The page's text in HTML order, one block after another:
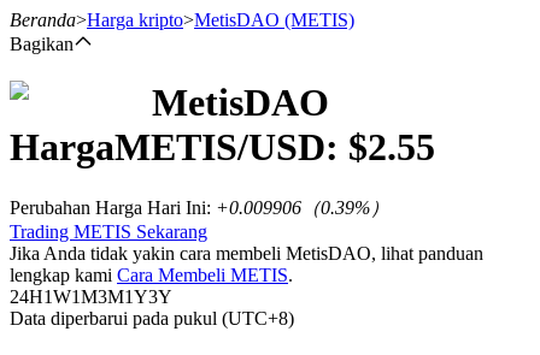
Beranda>Harga kripto>MetisDAO (METIS)
Bagikan
MetisDAO
HargaMETIS/USD: $2.55
Perubahan Harga Hari Ini: +0.009906 （0.39%）
Trading METIS Sekarang
Jika Anda tidak yakin cara membeli MetisDAO, lihat panduan
lengkap kami Cara Membeli METIS.
24H1W1M3M1Y3Y
Data diperbarui pada pukul (UTC+8)